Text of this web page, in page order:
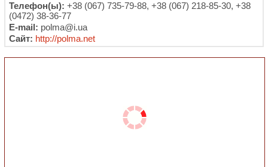
Телефон(ы): +38 (067) 735-79-88, +38 (067) 218-85-30, +38
(0472) 38-36-77
E-mail: polma@i.ua
Сайт: http://polma.net